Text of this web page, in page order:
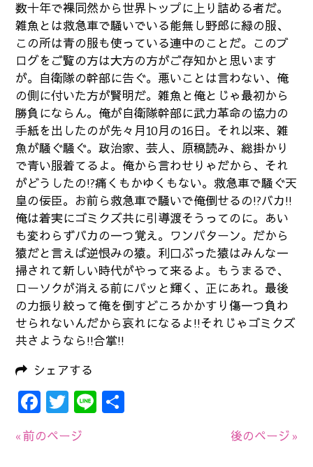
数十年で裸同然から世界トップに上り詰める者だ。
雑魚とは救急車で騒いでいる能無し野郎に緑の服、
この所は青の服も使っている連中のことだ。このブ
ログをご覧の方は大方の方がご存知かと思います
が。自衛隊の幹部に告ぐ。悪いことは言わない、俺
の側に付いた方が賢明だ。雑魚と俺とじゃ最初から
勝負にならん。俺が自衛隊幹部に武力革命の協力の
手紙を出したのが先々月10月の16日。それ以来、雑
魚が騒ぐ騒ぐ。政治家、芸人、原稿読み、総掛かり
で青い服着てるよ。俺から言わせりゃだから、それ
がどうしたの!?痛くもかゆくもない。救急車で騒ぐ天
皇の佞臣。お前ら救急車で騒いで俺倒せるの!?バカ!!
俺は着実にゴミクズ共に引導渡そうってのに。あい
も変わらずバカの一つ覚え。ワンパターン。だから
猿だと言えば逆恨みの猿。利口ぶった猿はみんな一
掃されて新しい時代がやって来るよ。もうまるで、
ローソクが消える前にパッと輝く、正にあれ。最後
の力振り絞って俺を倒すどころかかすり傷一つ負わ
せられないんだから哀れになるよ!!それじゃゴミクズ
共さようなら!!合掌!!
シェアする
Facebook
Twitter
Line
« 前のページ 後のページ »